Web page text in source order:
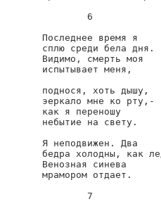
        6
Последнее время я
сплю среди бела дня.
Видимо, смерть моя
испытывает меня,
поднося, хоть дышу,
эеркало мне ко рту,-
как я переношу
небытие на свету.
Я неподвижен. Два
бедра холодны, как
Венозная синева
мрамором отдает.
        7